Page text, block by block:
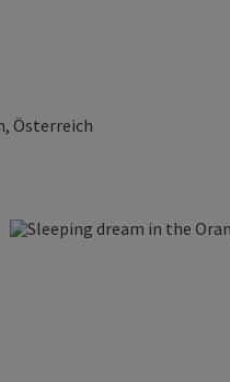
Österreich
copyright